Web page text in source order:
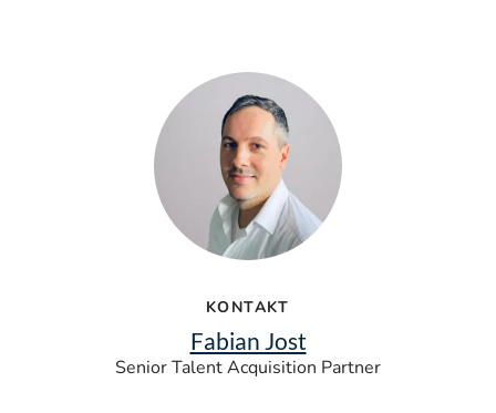
KONTAKT
Fabian Jost
Senior Talent Acquisition Partner